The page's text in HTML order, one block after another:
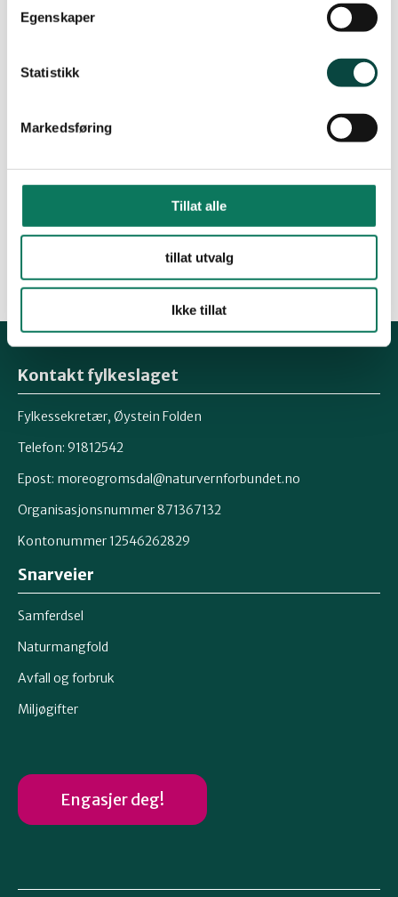
Egenskaper
Statistikk
Markedsføring
Tillat alle
tillat utvalg
Ikke tillat
Øystein Folden
Leiar, Naturvernforbundet i Møre og Romsdal Ja,
Naturvernforbundet
Eg vil gjerne støtte arbeidet til
Naturvernforbundet
Aura avis-leiar
Kontakt fylkeslaget
Fylkessekretær, Øystein Folden
Telefon: 91812542
Epost: moreogromsdal@naturvernforbundet.no
Organisasjonsnummer 871367132
Kontonummer 12546262829
Snarveier
Samferdsel
Naturmangfold
Avfall og forbruk
Miljøgifter
Engasjer deg!